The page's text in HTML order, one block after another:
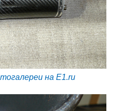
на E1.ru